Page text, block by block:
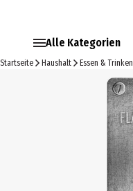
Alle Kategorien
Startseite Haushalt Essen & Trinken